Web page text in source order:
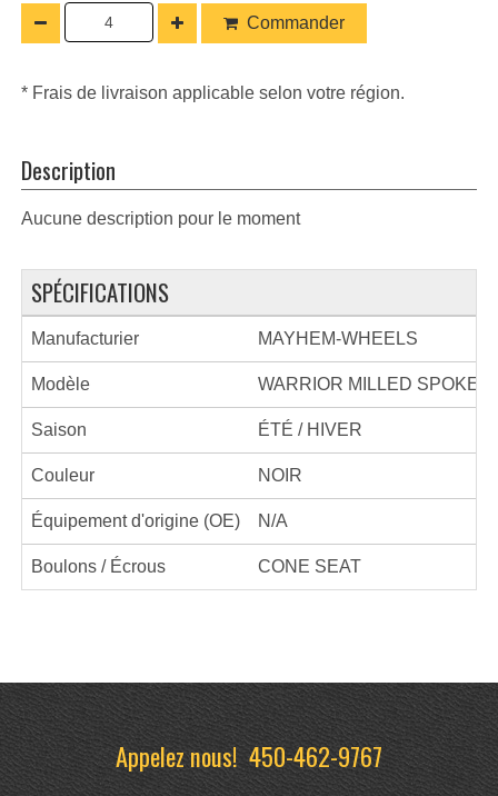
Commander
* Frais de livraison applicable selon votre région.
Description
Aucune description pour le moment
SPÉCIFICATIONS
Manufacturier MAYHEM-WHEELS
Modèle WARRIOR MILLED SPOKES
Saison ÉTÉ / HIVER
Couleur NOIR
Équipement d'origine (OE) N/A
Boulons / Écrous CONE SEAT
Appelez nous!450-462-9767